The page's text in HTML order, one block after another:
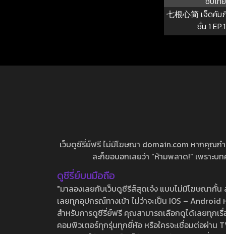
七根心简 เจ็ดคัม
ซั่น 1
เว็บดูซีรี่ย์ฟรี ไม่มีโฆษณา domain.com หากคุณก
ละก็ขอบอกเลยว่า “ห้ามพลาด!” เพราะ
ดูซีรี่ย์บนมือถือ
"มาลองเลยกับเว็บดูซีรีส์สุดเจ๋ง แบบไม่มีโฆษณากั้
เลยทุกอุปกรณ์ทางเข้า ไม่ว่าจะเป็น IOS –
สำหรับการดูซีรี่ย์ฟรี คุณสามารถเลือกดูได้เลยทุกเ
คอมพิวเตอร์ทุกรุ่นทุกยี่ห้อ หรือใครจะเชื่อมต่อผ่าน